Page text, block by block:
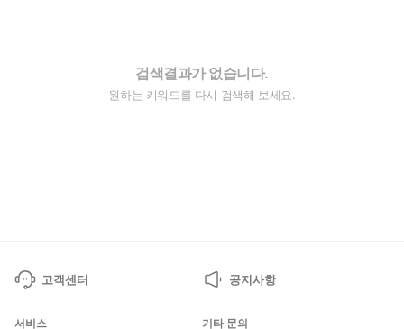
검색결과가 없습니다.
원하는 키워드를 다시 검색해 보세요.
고객센터 공지사항
서비스 기타 문의